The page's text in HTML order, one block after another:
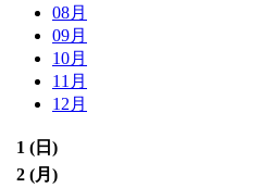
08月
09月
10月
11月
12月
1 ( 日 )
2 (月 )